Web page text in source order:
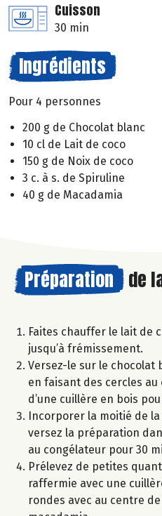
Cuisson
30 min
Ingrédients
Pour 4 personnes
200 g de Chocolat blanc
10 cl de Lait de coco
150 g de Noix de coco
3 c. à s. de Spiruline
40 g de Macadamia
Préparation de
Faites chauffer le lait de
jusqu’à frémissement.
Versez-le sur le chocolat
en faisant des cercles au
d’une cuillère en bois
Incorporer la moitié de
versez la préparation
au congélateur pour 30
Prélevez de petites
raffermie avec une
rondes avec au centre